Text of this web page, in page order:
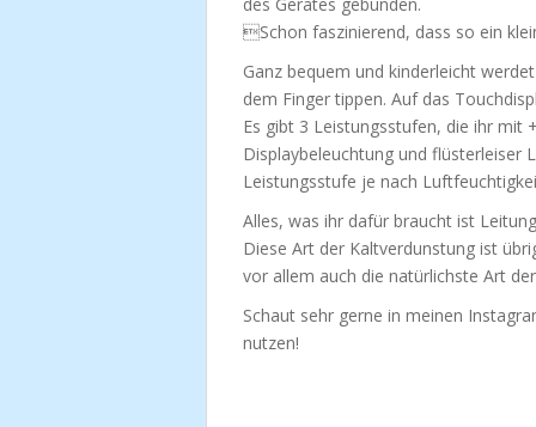
Schon faszinierend, dass so ein
Ganz bequem und kinderleicht
dem Finger tippen. Auf das
Es gibt 3 Leistungsstufen, die ihr mit
Displaybeleuchtung und
Leistungsstufe je nach
Alles, was ihr dafür braucht ist
Diese Art der Kaltverdunstung ist
vor allem auch die natürlichste Art
Schaut sehr gerne in meinen
nutzen!